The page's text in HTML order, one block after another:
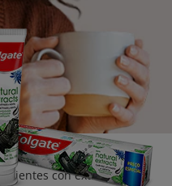
SUSCRÍBASE
de sabores de Colgate
dientes con extractos de